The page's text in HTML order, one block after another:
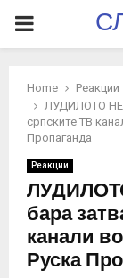
PRIMARY
Home
Реакции
ЛУДИЛОТО
српските ТВ
Пропаганда
Реакции
бара
канали
Руска